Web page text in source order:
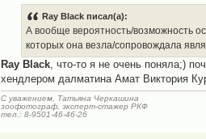
Ray Black писал(а):
А вообще вероятность/возможность
которых она везла/сопровождала
Ray Black, что-то я не очень поняла;)
хендлером далматина Амат Виктория
С уважением, Татьяна Черкашина
зоофотограф, эксперт-стажер РКФ
тел.: 8-9501-46-46-26